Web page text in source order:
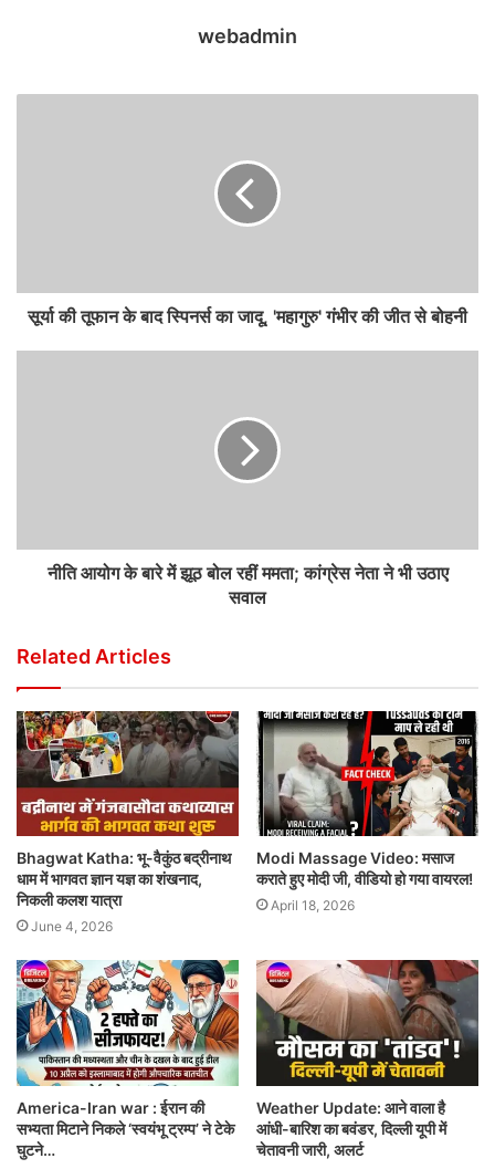
webadmin
सूर्या की तूफान के बाद स्पिनर्स का जादू, 'महागुरु' गंभीर की जीत से बोहनी
नीति आयोग के बारे में झूठ बोल रहीं ममता; कांग्रेस नेता ने भी उठाए
सवाल
Related Articles
Bhagwat Katha: भू-वैकुंठ बद्रीनाथ
धाम में भागवत ज्ञान यज्ञ का शंखनाद,
निकली कलश यात्रा
June 4, 2026
Modi Massage Video: मसाज
कराते हुए मोदी जी, वीडियो हो गया वायरल!
April 18, 2026
America-Iran war : ईरान की
सभ्यता मिटाने निकले ‘स्वयंभू ट्रम्प’ ने टेके
घुटने…
Weather Update: आने वाला है
आंधी-बारिश का बवंडर, दिल्ली यूपी में
चेतावनी जारी, अलर्ट